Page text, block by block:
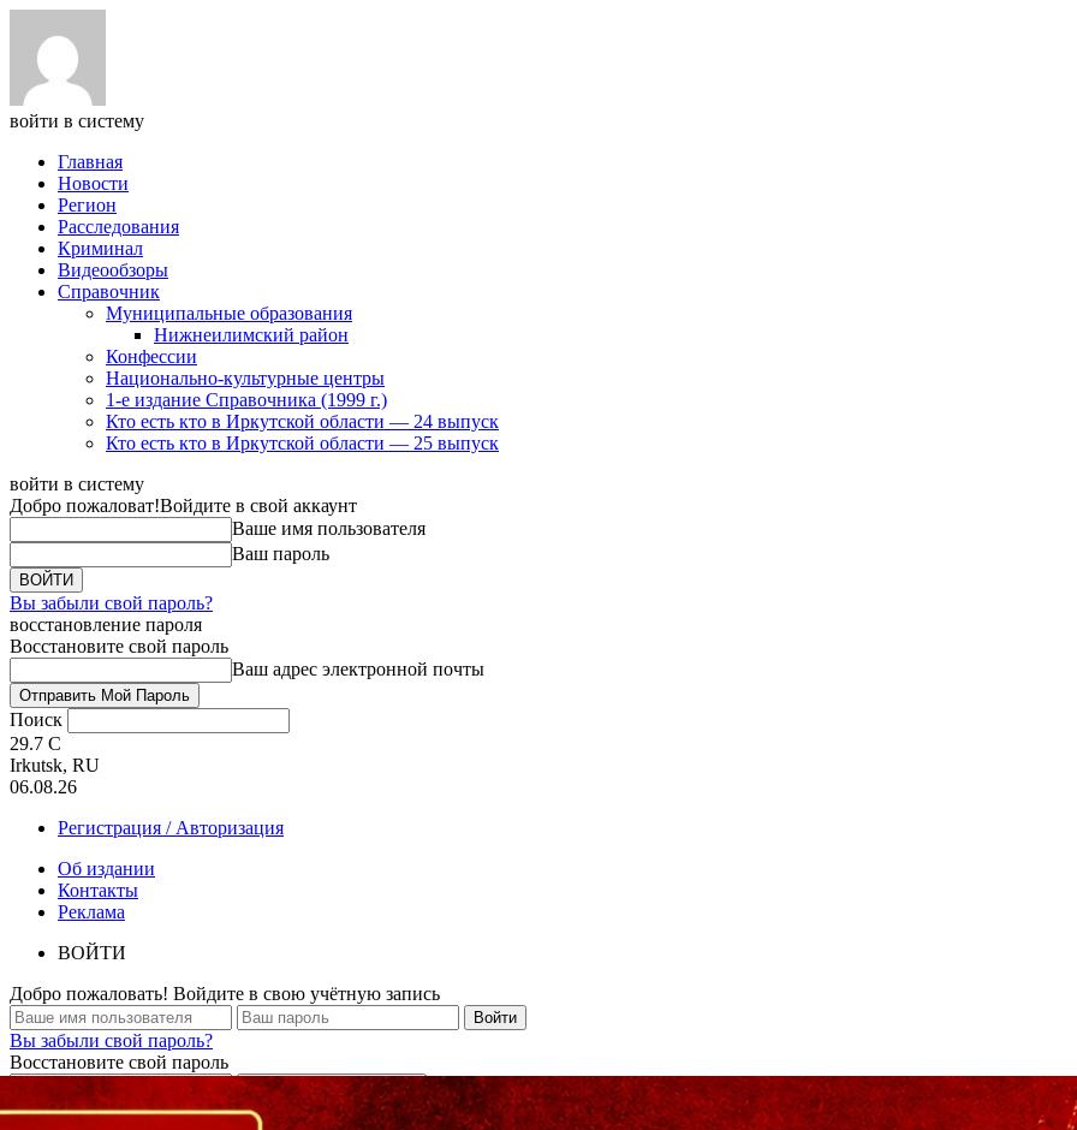
войти в систему
Главная
Новости
Регион
Расследования
Криминал
Видеообзоры
Справочник
Муниципальные образования
Нижнеилимский район
Конфессии
Национально-культурные центры
1-е издание Справочника (1999 г.)
Кто есть кто в Иркутской области — 24 выпуск
Кто есть кто в Иркутской области — 25 выпуск
войти в систему
Добро пожаловат!Войдите в свой аккаунт
Ваше имя пользователя
Ваш пароль
Вы забыли свой пароль?
восстановление пароля
Восстановите свой пароль
Ваш адрес электронной почты
Поиск
29.7 C
Irkutsk, RU
06.08.26
Регистрация / Авторизация
Об издании
Контакты
Реклама
ВОЙТИ
Добро пожаловать! Войдите в свою учётную запись
Вы забыли свой пароль?
Восстановите свой пароль
Кто есть кто в Байкальском регионе